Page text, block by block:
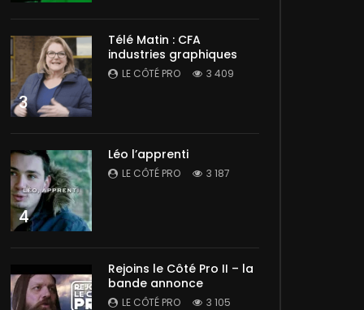
3
Télé Matin : CFA
industries graphiques
LE CÔTÉ PRO 3 409
4
Léo l’apprenti
LE CÔTÉ PRO 3 187
Rejoins le Côté Pro II – la
bande annonce
LE CÔTÉ PRO 3 105